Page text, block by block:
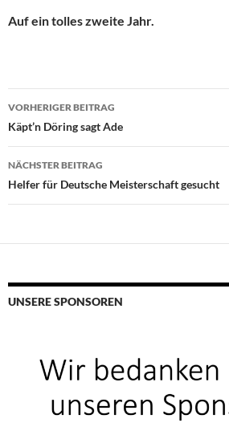
Auf ein tolles zweite Jahr.
Beitragsnavigation
VORHERIGER BEITRAG
Käpt’n Döring sagt Ade
NÄCHSTER BEITRAG
Helfer für Deutsche Meisterschaft gesucht
UNSERE SPONSOREN